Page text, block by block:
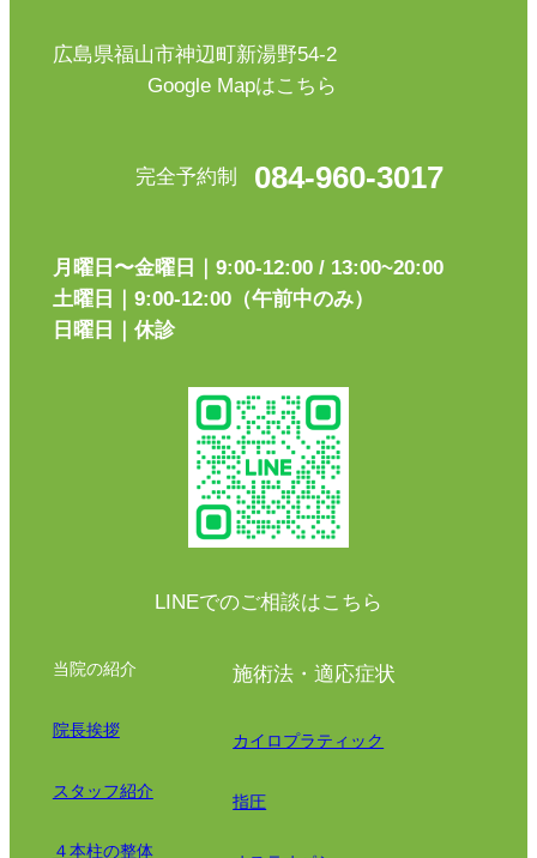
広島県福山市神辺町新湯野54-2
Google Mapはこちら
完全予約制 084-960-3017
月曜日〜金曜日｜9:00-12:00 / 13:00~20:00
土曜日｜9:00-12:00（午前中のみ）
日曜日｜休診
LINEでのご相談はこちら
当院の紹介
院長挨拶
スタッフ紹介
４本柱の整体
施術法・適応症状
カイロプラティック
指圧